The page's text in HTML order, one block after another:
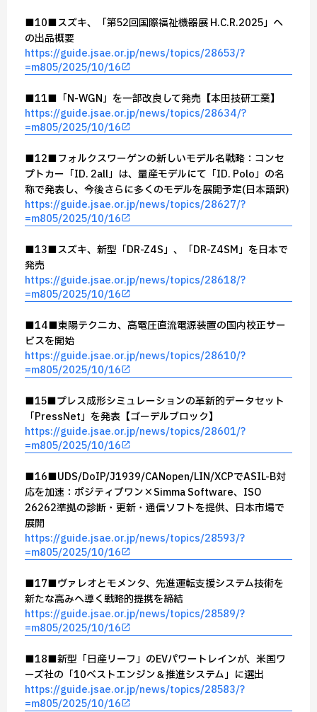
■10■スズキ、「第52回国際福祉機器展 H.C.R.2025」へ
の出品概要
https://guide.jsae.or.jp/news/topics/28653/?
=m805/2025/10/16
■11■「N-WGN」を一部改良して発売【本田技研工業】
https://guide.jsae.or.jp/news/topics/28634/?
=m805/2025/10/16
■12■フォルクスワーゲンの新しいモデル名戦略：コンセ
プトカー「ID. 2all」は、量産モデルにて「ID. Polo」の名
称で発表し、今後さらに多くのモデルを展開予定(日本語訳)
https://guide.jsae.or.jp/news/topics/28627/?
=m805/2025/10/16
■13■スズキ、新型「DR-Z4S」、「DR-Z4SM」を日本で
発売
https://guide.jsae.or.jp/news/topics/28618/?
=m805/2025/10/16
■14■東陽テクニカ、高電圧直流電源装置の国内校正サー
ビスを開始
https://guide.jsae.or.jp/news/topics/28610/?
=m805/2025/10/16
■15■プレス成形シミュレーションの革新的データセット
「PressNet」を発表【ゴーデルブロック】
https://guide.jsae.or.jp/news/topics/28601/?
=m805/2025/10/16
■16■UDS/DoIP/J1939/CANopen/LIN/XCPでASIL-B対
応を加速：ポジティブワン×Simma Software、ISO
26262準拠の診断・更新・通信ソフトを提供、日本市場で
展開
https://guide.jsae.or.jp/news/topics/28593/?
=m805/2025/10/16
■17■ヴァレオとモメンタ、先進運転支援システム技術を
新たな高みへ導く戦略的提携を締結
https://guide.jsae.or.jp/news/topics/28589/?
=m805/2025/10/16
■18■新型「日産リーフ」のEVパワートレインが、米国ワ
ーズ社の「10ベストエンジン＆推進システム」に選出
https://guide.jsae.or.jp/news/topics/28583/?
=m805/2025/10/16